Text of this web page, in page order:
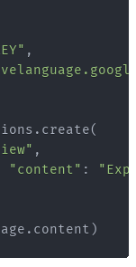
,
. create(
,
"content" :
. content )